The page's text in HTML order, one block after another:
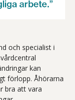
och specialist i
kan
förlopp. Åhörarna
bra att vara